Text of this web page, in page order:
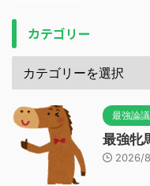
カテゴリー
最強論議
最強牝
2026/